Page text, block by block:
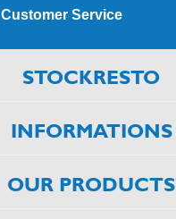
Customer Service
STOCKRESTO
INFORMATIONS
OUR PRODUCTS